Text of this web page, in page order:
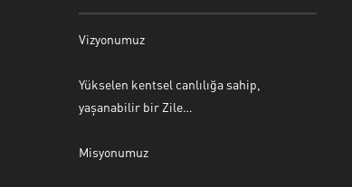
Vizyonumuz
Yükselen kentsel canlılığa sahip,
yaşanabilir bir Zile…
Misyonumuz